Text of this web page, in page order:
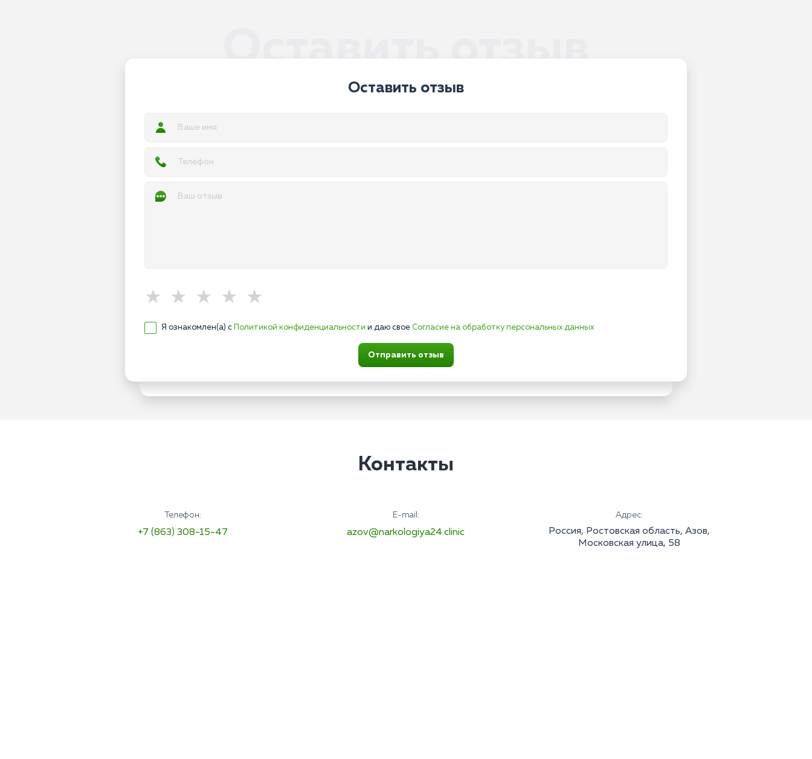
Оставить отзыв
Оставить отзыв
Я ознакомлен(а) с Политикой конфиденциальности и даю свое Согласие на обработку персональных данных
Отправить отзыв
Контакты
Телефон:
+7 (863) 308-15-47
E-mail:
azov@narkologiya24.clinic
Адрес:
Россия, Ростовская область, Азов,
Московская улица, 58